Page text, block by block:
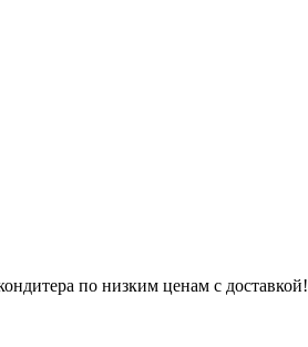
по низким ценам с доставкой!